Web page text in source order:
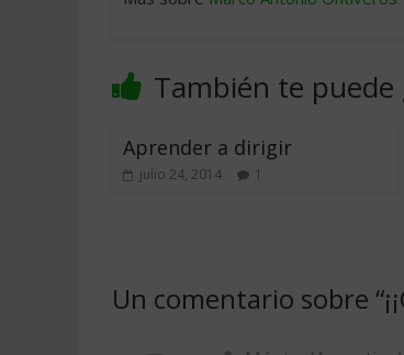
También te
Aprender a dirigir
julio 24, 2014 1
Un comentario sobre “